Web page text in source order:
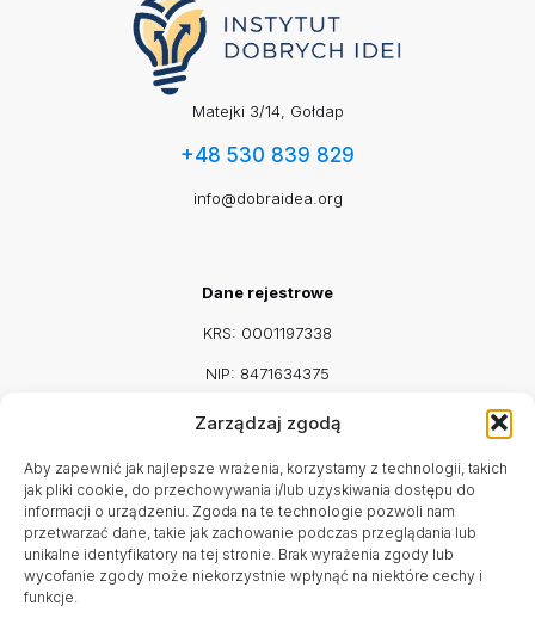
Zarządzaj zgodą
Aby zapewnić jak najlepsze wrażenia, korzystamy z technologii, takich
jak pliki cookie, do przechowywania i/lub uzyskiwania dostępu do
informacji o urządzeniu. Zgoda na te technologie pozwoli nam
przetwarzać dane, takie jak zachowanie podczas przeglądania lub
unikalne identyfikatory na tej stronie. Brak wyrażenia zgody lub
wycofanie zgody może niekorzystnie wpłynąć na niektóre cechy i
funkcje.
Matejki 3/14, Gołdap
+48 530 839 829
info@dobraidea.org
Dane rejestrowe
KRS: 0001197338
NIP: 8471634375
REGON: 542917115
Facebook
Mail
Godziny pracy